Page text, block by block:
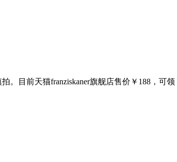
目前天猫franziskaner旗舰店售价￥188，可